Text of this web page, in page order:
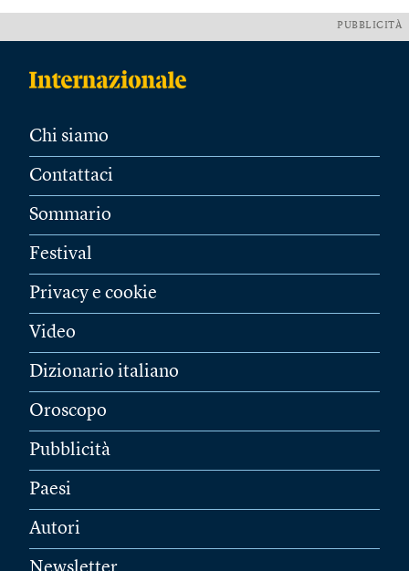
PUBBLICITÀ
Chi siamo
Contattaci
Sommario
Festival
Privacy e cookie
Video
Dizionario italiano
Oroscopo
Pubblicità
Paesi
Autori